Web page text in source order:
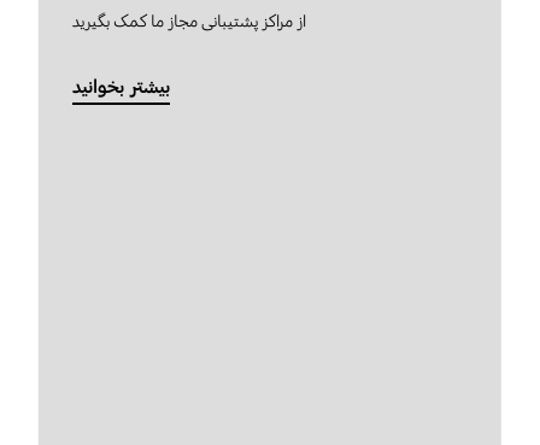
از مراکز پشتیبانی مجاز ما کمک بگیرید
بیشتر بخوانید